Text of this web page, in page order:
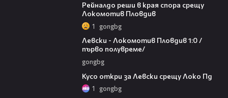
Рейналдо реши в края спора срещу
Локомотив Пловдив
1 gongbg
Левски - Локомотив Пловдив 1:0 /
първо полувреме/
gongbg
Кусо откри за Левски срещу Локо Пд
1 gongbg